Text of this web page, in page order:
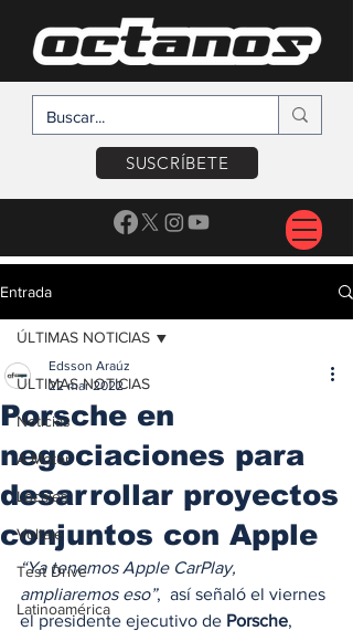
SUSCRÍBETE
Entrada
ÚLTIMAS NOTICIAS
Noticias
A Motor
Locales
Voltaje
Test Drive
Latinoamérica
ÚLTIMAS NOTICIAS
Porsche en
negociaciones para
desarrollar proyectos
conjuntos con Apple
Edsson Araúz
22 mar 2022
“Ya tenemos Apple CarPlay,
ampliaremos eso”,  así señaló el viernes
el presidente ejecutivo de Porsche,